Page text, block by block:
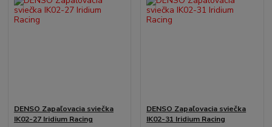
DENSO Zapaľovacia sviečka
IK02-27 Iridium Racing
DENSO Zapaľovacia sviečka
IK02-31 Iridium Racing